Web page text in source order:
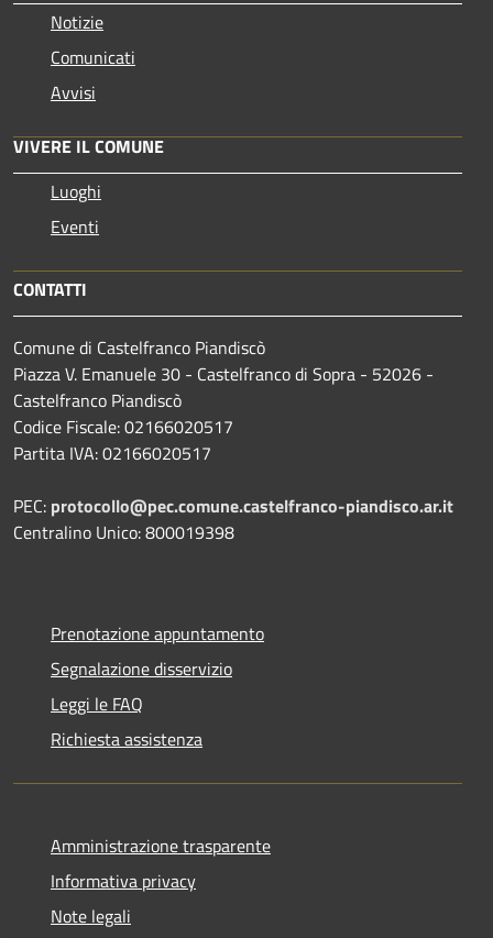
Notizie
Comunicati
Avvisi
VIVERE IL COMUNE
Luoghi
Eventi
CONTATTI
Comune di Castelfranco Piandiscò
Piazza V. Emanuele 30 - Castelfranco di Sopra - 52026 -
Castelfranco Piandiscò
Codice Fiscale: 02166020517
Partita IVA: 02166020517
PEC: protocollo@pec.comune.castelfranco-piandisco.ar.it
Centralino Unico: 800019398
Prenotazione appuntamento
Segnalazione disservizio
Leggi le FAQ
Richiesta assistenza
Amministrazione trasparente
Informativa privacy
Note legali